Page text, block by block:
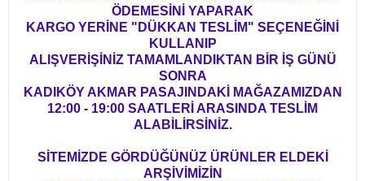
ÖDEMESİNİ YAPARAK
KARGO YERİNE "DÜKKAN TESLİM" SEÇENEĞİNİ
KULLANIP
ALIŞVERİŞİNİZ TAMAMLANDIKTAN BİR İŞ GÜNÜ
SONRA
KADIKÖY AKMAR PASAJINDAKİ MAĞAZAMIZDAN
12:00 - 19:00 SAATLERİ ARASINDA TESLİM
ALABİLİRSİNİZ.
SİTEMİZDE GÖRDÜĞÜNÜZ ÜRÜNLER ELDEKİ
ARŞİVİMİZİN